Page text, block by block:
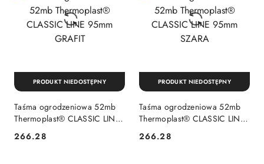
Taśma ogrodzeniowa 52mb
Thermoplast® CLASSIC LINE
Cena:
266.28
PRODUKT NIEDOSTĘPNY
Taśma ogrodzeniowa 52mb
Thermoplast® CLASSIC LINE
Cena:
266.28
PRODUKT NIEDOSTĘPNY